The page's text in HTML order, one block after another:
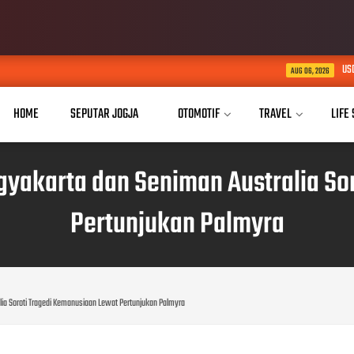
USD Dorong Implementasi
HOME SEPUTAR JOGJA OTOMOTIF TRAVEL LIFE
dan Seniman Australia
Pertunjukan Palmyra
Soroti Tragedi Kemanusiaan Lewat Pertunjukan Palmyra